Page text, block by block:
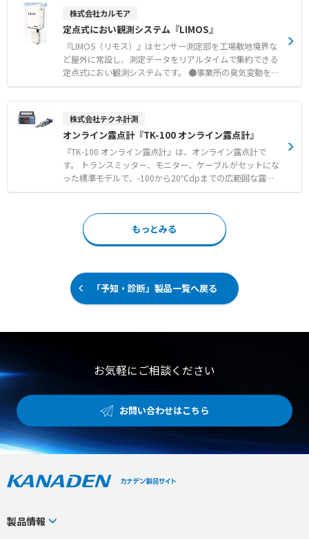
給油カードも鍵ボックスに収納し、乗車に必要なものを一
括管理 ● 飲酒や免許不携帯およびチェック未実施者によ
る車両利用の物理的な防止
が発生した際にも影響のあるロットや工程を特定できるた
め、迅速なトレースバック対応が可能です。 卓上端末型や
タブレット型をはじめ自動計量機などさまざまな機器構成
に対応し、防爆エリアでの運用も可能です。 【特徴】 ●
受入・計量・投入管理のトレーサビリティ確立による品質
安定 ●計量システムの導入による原料間違いや計量ミスの
削減 ●影響のあるロットや工程の特定による迅速なトレー
る粉体および液体の自動計量や直接投入 ●タブレット型端
末を活用した移動先での手計量および無線通信 ●本質安全
防爆や耐圧防爆構造機器の導入による防爆エリアでの計量
株式会社カルモア
定点式におい観測システム『LIMOS』
『LIMOS（リモス）』はセンサー測定部を工場敷地境界な
ど屋外に常設し、測定データをリアルタイムで集約できる
定点式におい観測システムです。 ●事業所の臭気変動を一
元管理 センサ本体を複数個所に設置することで事業所の
臭気変動を一元管理が可能 ●特殊工事不要で、設置・導入
ており親機上でデータの閲覧、ダウンロードが可能 一
方、クラウド版ではモバイル回線を通してクラウド上にデ
ータを転送するため、 WEBブラウザから専用サイトに
アクセスすることでデータの閲覧、ダウンロードが可能 ●
悪臭防止法の遵守が求められる工場の臭気対策に最適
株式会社テクネ計測
オンライン露点計『TK-100 オンライン露点計』
『TK-100 オンライン露点計』は、オンライン露点計で
す。 トランスミッター、モニター、ケーブルがセットにな
った標準モデルで、-100から20℃dpまでの広範囲な露点
計測に対応します。 センサー部には静電容量式の原理を用
速に反応することが可能です。 本製品はセンサー単体での
使用も可能であり、24Vの電源を供給することで直接4-20
mAの出力が得られます。 株式会社テクネ計測による国内
納期での出荷体制を確立しています。 米国NISTとトレーサ
ビリティを持つ基準露点計による厳格な校正が行われてお
り、アフターサービスも万全です。 【特徴】 ●-100〜20
℃dpの広範囲に対応する高精度な露点計測 ●極薄の絶縁
ー ●24V電源供給で4-20mAを直接出力するセンサー単体
込みでのリアルタイムな露点測定 ●厳格な温湿度管理やト
もっとみる
「予知・診断」製品一覧へ戻る
お気軽にご相談ください
お問い合わせはこちら
製品情報